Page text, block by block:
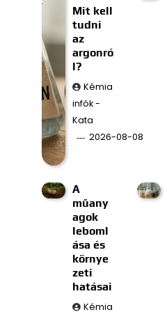
Mit kell
tudni
az
argonró
l?
Kémia
infók -
Kata
2026-08-08
A
műany
agok
leboml
ása és
környe
zeti
hatásai
Kémia